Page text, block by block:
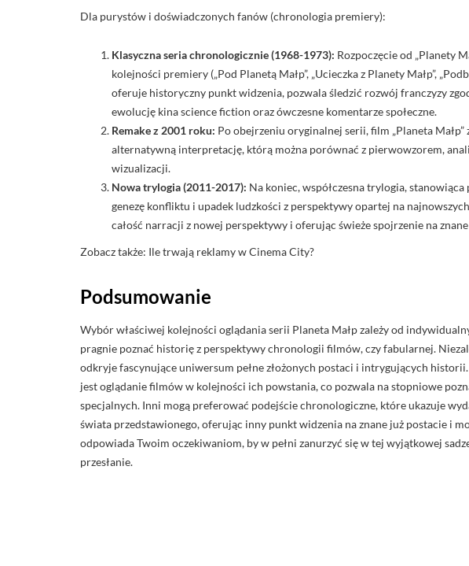
Dla purystów i doświadczonych fanów (chronologia premiery):
Klasyczna seria chronologicznie (1968-1973): Rozpoczęcie od „Planety
kolejności premiery („Pod Planetą Małp”, „Ucieczka z Planety Małp”,
oferuje historyczny punkt widzenia, pozwala śledzić rozwój franczyzy
ewolucję kina science fiction oraz ówczesne komentarze społeczne.
Remake z 2001 roku: Po obejrzeniu oryginalnej serii, film „Planeta
alternatywną interpretację, którą można porównać z pierwowzorem,
wizualizacji.
Nowa trylogia (2011-2017): Na koniec, współczesna trylogia,
genezę konfliktu i upadek ludzkości z perspektywy opartej na
całość narracji z nowej perspektywy i oferując świeże spojrzenie na
Zobacz także: Ile trwają reklamy w Cinema City?
Podsumowanie
Wybór właściwej kolejności oglądania serii Planeta Małp zależy od
pragnie poznać historię z perspektywy chronologii filmów, czy fabularnej.
odkryje fascynujące uniwersum pełne złożonych postaci i intrygujących
jest oglądanie filmów w kolejności ich powstania, co pozwala na stopniowe
specjalnych. Inni mogą preferować podejście chronologiczne, które ukazuje
świata przedstawionego, oferując inny punkt widzenia na znane już postacie i
odpowiada Twoim oczekiwaniom, by w pełni zanurzyć się w tej wyjątkowej
przesłanie.